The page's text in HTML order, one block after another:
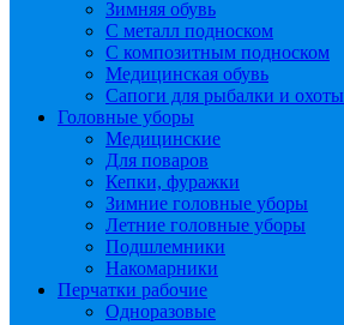
Зимняя обувь
С металл подноском
С композитным подноском
Медицинская обувь
Сапоги для рыбалки и охоты
Головные уборы
Медицинские
Для поваров
Кепки, фуражки
Зимние головные уборы
Летние головные уборы
Подшлемники
Накомарники
Перчатки рабочие
Одноразовые